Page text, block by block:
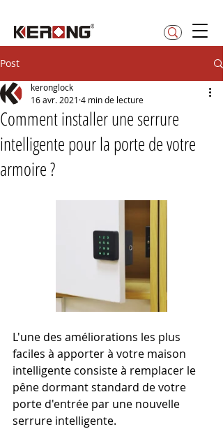
Post
Comment installer une serrure
intelligente pour la porte de votre
armoire ?
keronglock
16 avr. 2021 4 min de lecture
L'une des améliorations les plus
faciles à apporter à votre maison
intelligente consiste à remplacer le
pêne dormant standard de votre
porte d'entrée par une nouvelle
serrure intelligente.